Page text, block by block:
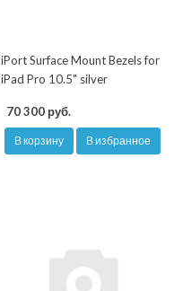
iPort Surface Mount Bezels for
iPad Pro 10.5" silver
70 300 руб.
В корзину В избранное